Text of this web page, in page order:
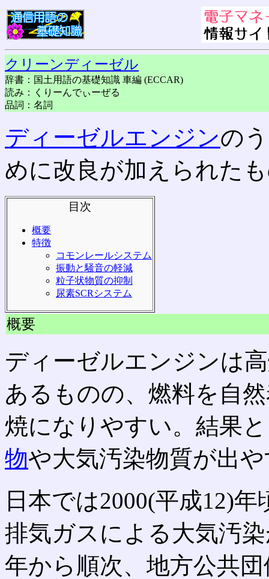
クリーンディーゼル
辞書：国土用語の基礎知識 車編 (ECCAR)
読み：くりーんでぃーぜる
品詞：名詞
ディーゼルエンジンの
めに改良が加えられた
目次
概要
特徴
コモンレールシステム
振動と騒音の軽減
粒子状物質の抑制
尿素SCRシステム
概要
ディーゼルエンジンは
あるものの、燃料を自
焼になりやすい。結果
物や大気汚染物質が出
日本では2000(平成12)
排気ガスによる大気汚
年から順次、地方公共